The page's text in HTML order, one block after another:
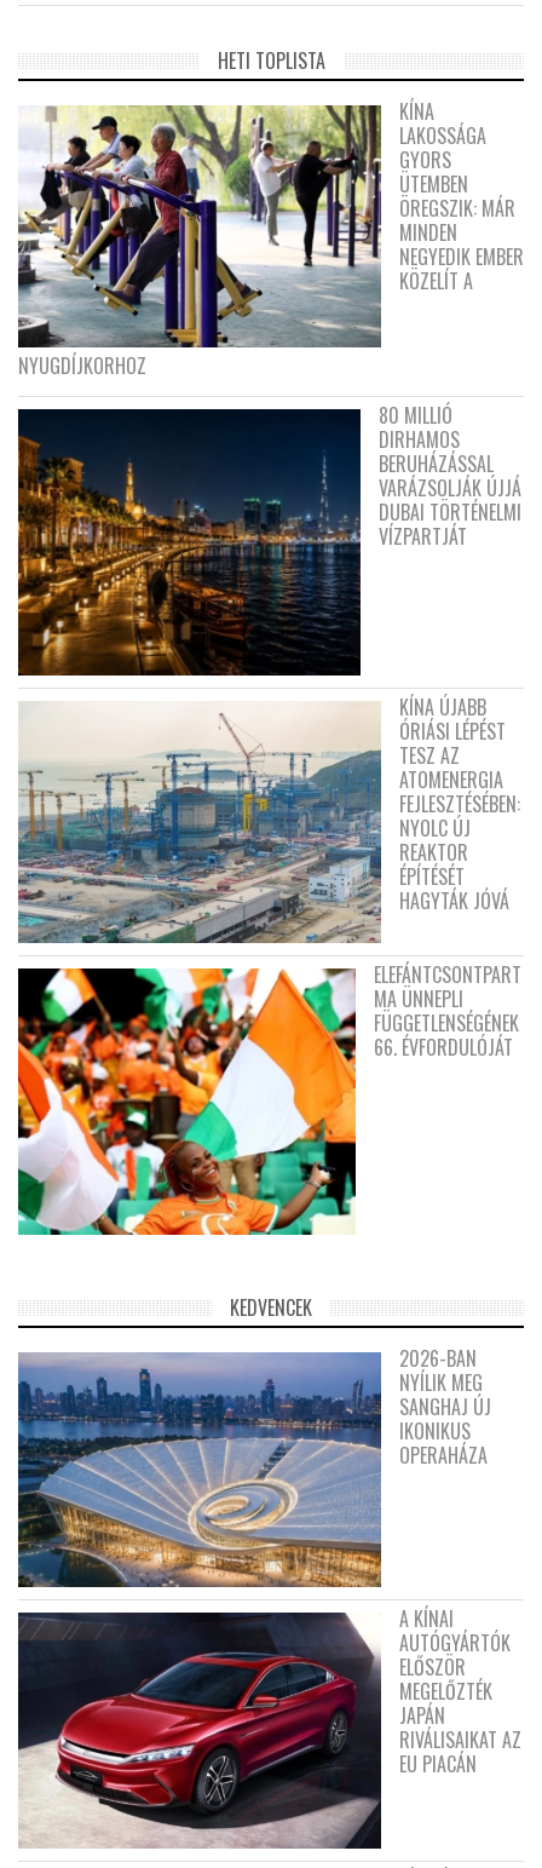
HETI TOPLISTA
KÍNA
LAKOSSÁGA
GYORS
ÜTEMBEN
ÖREGSZIK: MÁR
MINDEN
NEGYEDIK EMBER
KÖZELÍT A
NYUGDÍJKORHOZ
80 MILLIÓ
DIRHAMOS
BERUHÁZÁSSAL
VARÁZSOLJÁK ÚJJÁ
DUBAI TÖRTÉNELMI
VÍZPARTJÁT
KÍNA ÚJABB
ÓRIÁSI LÉPÉST
TESZ AZ
ATOMENERGIA
FEJLESZTÉSÉBEN:
NYOLC ÚJ
REAKTOR
ÉPÍTÉSÉT
HAGYTÁK JÓVÁ
ELEFÁNTCSONTPART
MA ÜNNEPLI
FÜGGETLENSÉGÉNEK
66. ÉVFORDULÓJÁT
KEDVENCEK
2026-BAN
NYÍLIK MEG
SANGHAJ ÚJ
IKONIKUS
OPERAHÁZA
A KÍNAI
AUTÓGYÁRTÓK
ELŐSZÖR
MEGELŐZTÉK
JAPÁN
RIVÁLISAIKAT AZ
EU PIACÁN